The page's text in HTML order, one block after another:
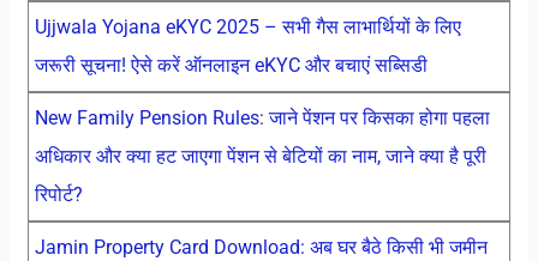
Ujjwala Yojana eKYC 2025 – सभी गैस लाभार्थियों के लिए
जरूरी सूचना! ऐसे करें ऑनलाइन eKYC और बचाएं सब्सिडी
New Family Pension Rules: जाने पेंशन पर किसका होगा पहला
अधिकार और क्या हट जाएगा पेंशन से बेटियों का नाम, जाने क्या है पूरी
रिपोर्ट?
Jamin Property Card Download: अब घर बैठे किसी भी जमीन